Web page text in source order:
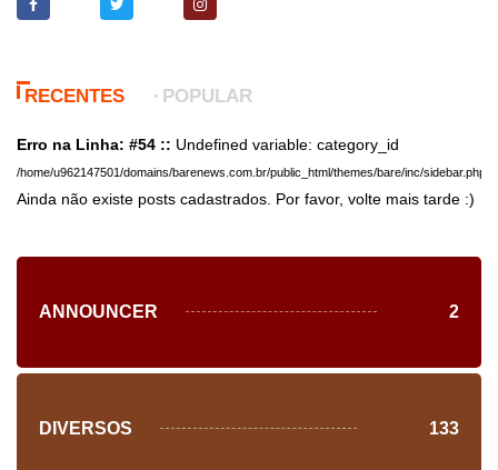
RECENTES POPULAR
Erro na Linha: #54 :: Undefined variable: category_id
/home/u962147501/domains/barenews.com.br/public_html/themes/bare/inc/sidebar.php
Ainda não existe posts cadastrados. Por favor, volte mais tarde :)
ANNOUNCER 2
DIVERSOS 133